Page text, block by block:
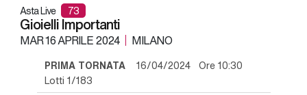
Asta Live 73
Gioielli Importanti
MAR16 APRILE 2024 MILANO
PRIMA TORNATA16/04/2024 Ore 10:30
Lotti 1/183